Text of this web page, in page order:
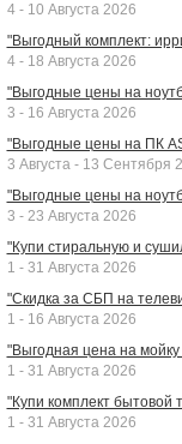
4 - 10 Августа 2026
"Выгодный комплект:
4 - 18 Августа 2026
"Выгодные цены на
3 - 16 Августа 2026
"Выгодные цены на ПК
3 Августа - 13 Сентября
"Выгодные цены на
3 - 23 Августа 2026
"Купи стиральную и
1 - 31 Августа 2026
"Скидка за СБП на
1 - 16 Августа 2026
"Выгодная цена на
1 - 31 Августа 2026
"Купи комплект бытовой
1 - 31 Августа 2026